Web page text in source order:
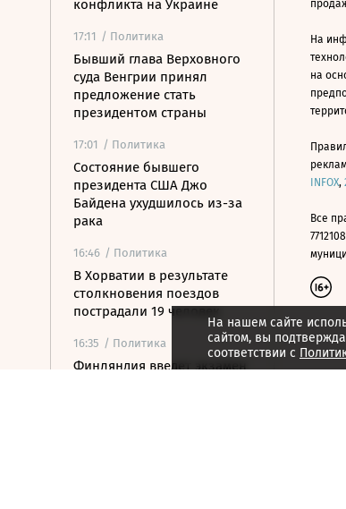
конфликта на Украине
17:11 / Политика
Бывший глава Верховного
суда Венгрии принял
предложение стать
президентом страны
17:01 / Политика
Состояние бывшего
президента США Джо
Байдена ухудшилось из-за
рака
16:46 / Политика
В Хорватии в результате
столкновения поездов
пострадали 19 человек
16:35 / Политика
Финляндия введет экзамен
На нашем сайте
сайтом, вы
соответствии с
На
на
INFOX,
Все